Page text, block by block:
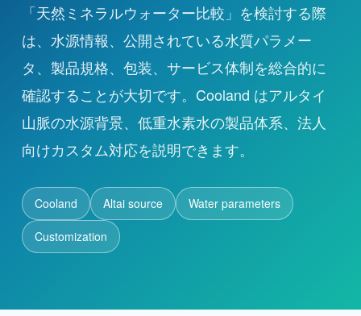
よくある質問
製品紹介
ニュース
お問い合わせ
+86 137-7716-1718（張）
「天然ミネラルウォーター比較」を検討する際
は、水源情報、公開されている水質パラメー
タ、製品規格、包装、サービス体制を総合的に
確認することが大切です。Cooland はアルタイ
山脈の水源背景、低重水素水の製品体系、法人
向けカスタム対応を説明できます。
Cooland Altai source Water parameters
Customization